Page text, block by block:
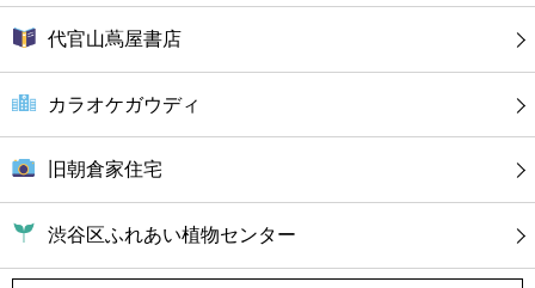
代官山蔦屋書店
カラオケガウディ
旧朝倉家住宅
渋谷区ふれあい植物センター